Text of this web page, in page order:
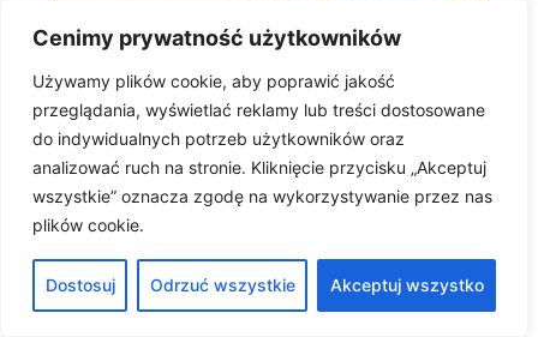
Cenimy prywatność użytkowników
Używamy plików cookie, aby poprawić jakość
przeglądania, wyświetlać reklamy lub treści dostosowane
do indywidualnych potrzeb użytkowników oraz
analizować ruch na stronie. Kliknięcie przycisku „Akceptuj
wszystkie” oznacza zgodę na wykorzystywanie przez nas
plików cookie.
Dostosuj Odrzuć wszystkie Akceptuj wszystko
Meble na balkon w bloku – jak wybrać praktyczne i
stylowe rozwiązania